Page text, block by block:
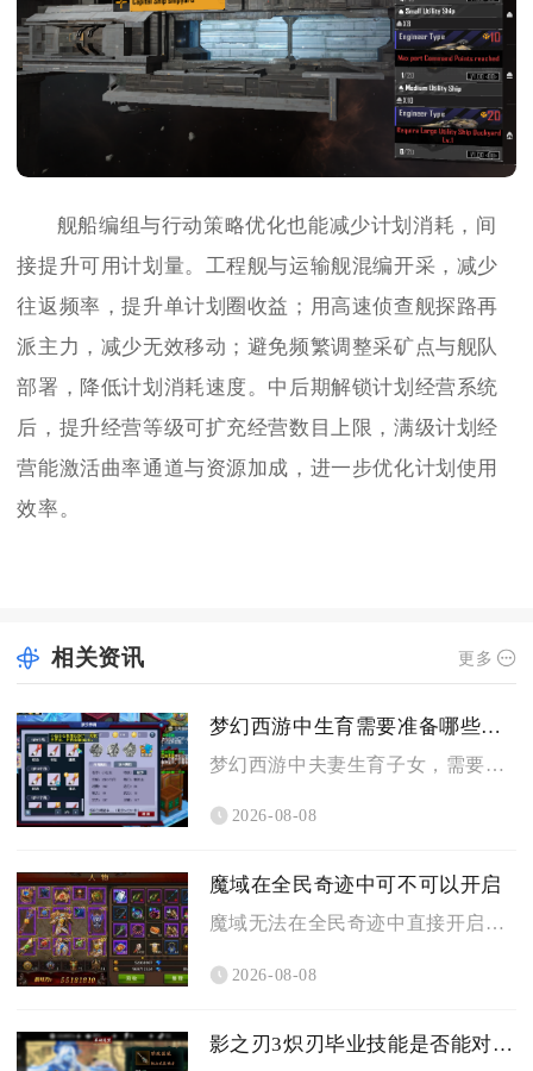
舰船编组与行动策略优化也能减少计划消耗，间
接提升可用计划量。工程舰与运输舰混编开采，减少
往返频率，提升单计划圈收益；用高速侦查舰探路再
派主力，减少无效移动；避免频繁调整采矿点与舰队
部署，降低计划消耗速度。中后期解锁计划经营系统
后，提升经营等级可扩充经营数目上限，满级计划经
营能激活曲率通道与资源加成，进一步优化计划使用
效率。
相关资讯 更多
梦幻西游中生育需要准备哪些条件
梦幻西游中夫妻生育子女，需要备好专属房屋、达标角色等级与夫妻...
2026-08-08
魔域在全民奇迹中可不可以开启
魔域无法在全民奇迹中直接开启，二者属于完全独立运营的两款不同...
2026-08-08
影之刃3炽刃毕业技能是否能对敌人造成持续伤害